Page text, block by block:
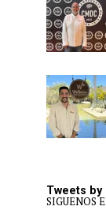
Tweets by
SIGUENOS